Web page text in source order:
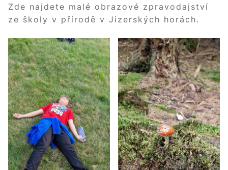
Zde najdete malé obrazové zpravodajství
ze školy v přírodě v Jizerských horách.